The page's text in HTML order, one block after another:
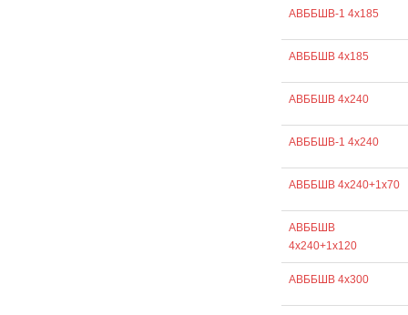
АВББШВ-1 4х185
АВББШВ 4х185
АВББШВ 4х240
АВББШВ-1 4х240
АВББШВ 4х240+1х70
АВББШВ
4х240+1х120
АВББШВ 4х300